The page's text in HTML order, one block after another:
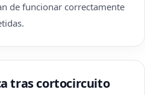
de funcionar correctamente
tras cortocircuito